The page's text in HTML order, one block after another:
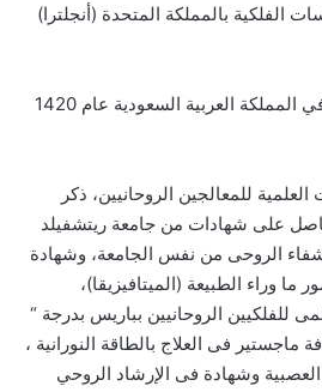
الفلكية بالمملكة المتحدة (أنجلترا)
وعضو مركز الفلك الدولي في المملكة العربية السعودية عام 1420
للمعالجين الروحانيين، ذكر
حاصل على شهادات من جامعة ريتشفيلد
الروحى من نفس الجامعة، وشهادة
وراء الطبيعة (الميتافيزيقا)،
للفلكيين الروحانيين بباريس بدرجة “
ماجستير فى العلاج بالطاقة النورانية ،
وشهادة فى الإرشاد الروحي